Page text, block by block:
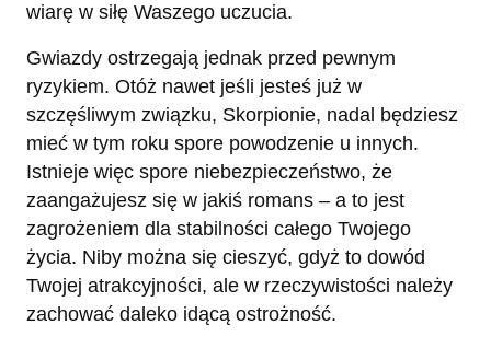
wiarę w siłę Waszego uczucia.
Gwiazdy ostrzegają jednak przed pewnym
ryzykiem. Otóż nawet jeśli jesteś już w
szczęśliwym związku, Skorpionie, nadal będziesz
mieć w tym roku spore powodzenie u innych.
Istnieje więc spore niebezpieczeństwo, że
zaangażujesz się w jakiś romans – a to jest
zagrożeniem dla stabilności całego Twojego
życia. Niby można się cieszyć, gdyż to dowód
Twojej atrakcyjności, ale w rzeczywistości należy
zachować daleko idącą ostrożność.